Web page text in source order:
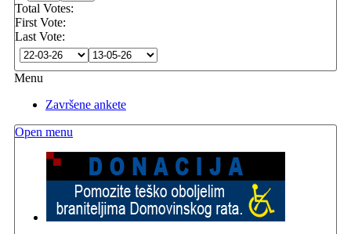
Total Votes:
First Vote:
Last Vote:
Menu
Završene ankete
Open menu